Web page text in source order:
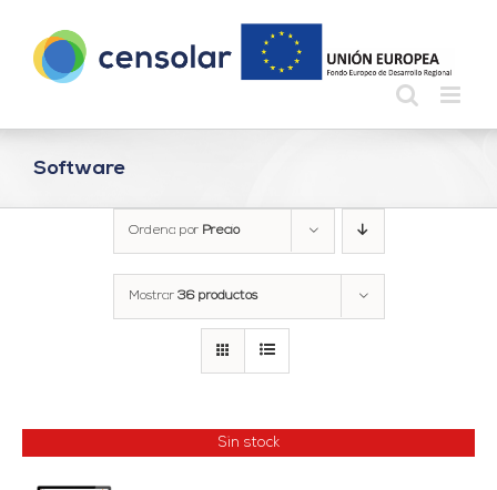
contenido
Software
Ordena por Precio
Mostrar 36 productos
Sin stock